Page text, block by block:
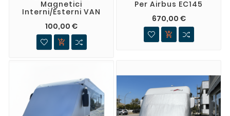
Magnetici
Interni/Esterni VAN
100,00 €

Per Airbus EC145
670,00 €
